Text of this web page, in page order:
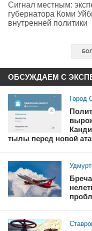
Сигнал местным:
губернатора Коми
внутренней политики
ОБСУЖДАЕМ С
Город
тылы перед новой